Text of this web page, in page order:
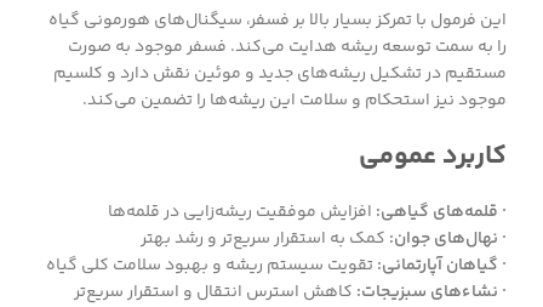
این فرمول با تمرکز بسیار بالا بر فسفر، سیگنال‌های هورمونی گیاه
را به سمت توسعه ریشه هدایت می‌کند. فسفر موجود به صورت
مستقیم در تشکیل ریشه‌های جدید و موئین نقش دارد و کلسیم
موجود نیز استحکام و سلامت این ریشه‌ها را تضمین می‌کند.
کاربرد عمومی
· قلمه‌های گیاهی: افزایش موفقیت ریشه‌زایی در قلمه‌ها
· نهال‌های جوان: کمک به استقرار سریع‌تر و رشد بهتر
· گیاهان آپارتمانی:تقویت سیستم ریشه و بهبود سلامت کلی گیاه
· نشاء‌های سبزیجات: کاهش استرس انتقال و استقرار سریع‌تر